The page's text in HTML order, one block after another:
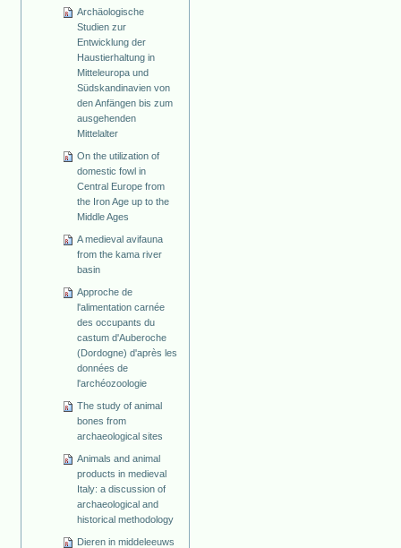
Archäologische
Studien zur
Entwicklung der
Haustierhaltung in
Mitteleuropa und
Südskandinavien von
den Anfängen bis zum
ausgehenden
Mittelalter
On the utilization of
domestic fowl in
Central Europe from
the Iron Age up to the
Middle Ages
A medieval avifauna
from the kama river
basin
Approche de
l'alimentation carnée
des occupants du
castum d'Auberoche
(Dordogne) d'après les
données de
l'archéozoologie
The study of animal
bones from
archaeological sites
Animals and animal
products in medieval
Italy: a discussion of
archaeological and
historical methodology
Dieren in middeleeuws